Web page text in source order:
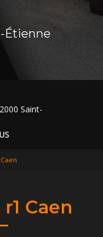
Étienne
Saint-
Caen